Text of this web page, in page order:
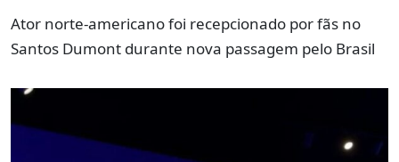
Ator norte-americano foi recepcionado por fãs no
Santos Dumont durante nova passagem pelo Brasil